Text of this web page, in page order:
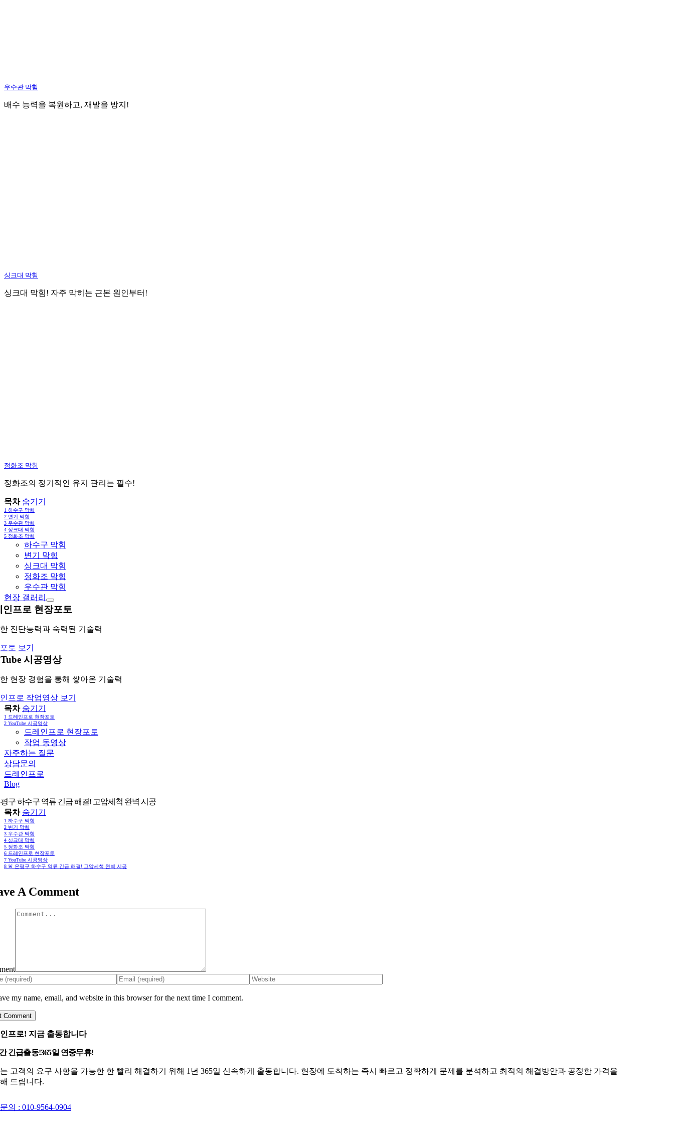
우수관 막힘
배수 능력을 복원하고, 재발을 방지!
싱크대 막힘
싱크대 막힘! 자주 막히는 근본 원인부터!
정화조 막힘
정화조의 정기적인 유지 관리는 필수!
목차 숨기기
1 하수구 막힘
2 변기 막힘
3 우수관 막힘
4 싱크대 막힘
5 정화조 막힘
하수구 막힘
변기 막힘
싱크대 막힘
정화조 막힘
우수관 막힘
현장 갤러리
인프로 현장포토
진단능력과 숙력된 기술력
토 보기
시공영상
현장 경험을 통해 쌓아온 기술력
프로 작업영상 보기
목차 숨기기
1 드레인프로 현장포토
2 YouTube 시공영상
드레인프로 현장포토
작업 동영상
자주하는 질문
상담문의
드레인프로
Blog
구 하수구 역류 긴급 해결! 고압세척 완벽 시공
목차 숨기기
1 하수구 막힘
2 변기 막힘
3 우수관 막힘
4 싱크대 막힘
5 정화조 막힘
6 드레인프로 현장포토
7 YouTube 시공영상
8 🚨 은평구 하수구 역류 긴급 해결! 고압세척 완벽 시공
A Comment
my name, email, and website in this browser for the next time I comment.
프로! 지금 출동합니다
긴급출동!365일 연중무휴!
고객의 요구 사항을 가능한 한 빨리 해결하기 위해 1년 365일 신속하게 출동합니다. 현장에 도착하는 즉시 빠르고 정확하게 문제를 분석하고 최적의 해결방안과 공정한 가격을
드립니다.
의 : 010-9564-0904